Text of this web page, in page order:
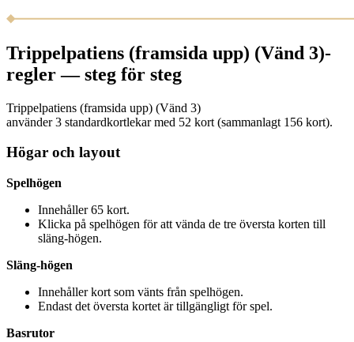
Trippelpatiens (framsida upp) (Vänd 3)-
regler — steg för steg
Trippelpatiens (framsida upp) (Vänd 3)
använder 3 standardkortlekar med 52 kort (sammanlagt 156 kort).
Högar och layout
Spelhögen
Innehåller 65 kort.
Klicka på spelhögen för att vända de tre översta korten till
släng-högen.
Släng-högen
Innehåller kort som vänts från spelhögen.
Endast det översta kortet är tillgängligt för spel.
Basrutor